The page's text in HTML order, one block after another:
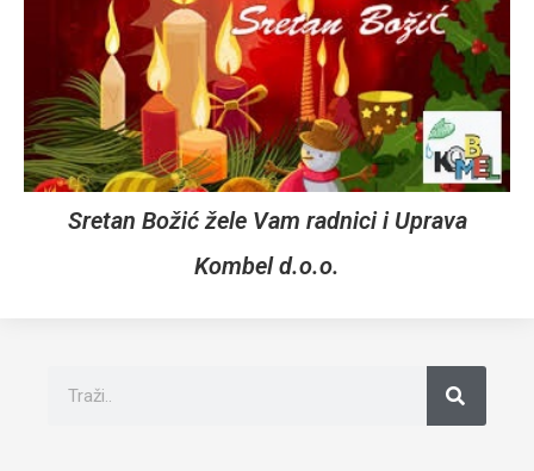
Sretan Božić žele Vam radnici i Uprava
Kombel d.o.o.